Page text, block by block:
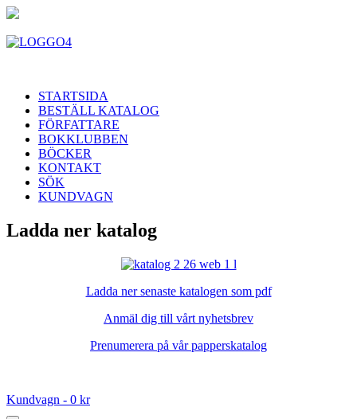
STARTSIDA
BESTÄLL KATALOG
FÖRFATTARE
BOKKLUBBEN
BÖCKER
KONTAKT
SÖK
KUNDVAGN
Ladda ner katalog
Ladda ner senaste katalogen som pdf
Anmäl dig till vårt nyhetsbrev
Prenumerera på vår papperskatalog
Kundvagn - 0 kr